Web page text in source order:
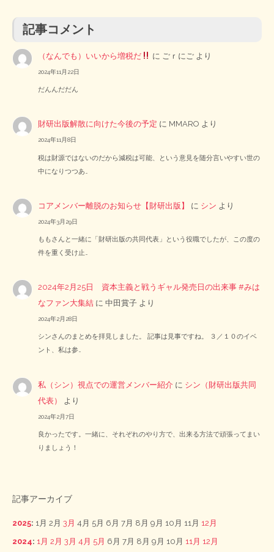
記事コメント
（なんでも）いいから増税だ に ごｒにご より
2024年11月22日
だんんだだん
財研出版解散に向けた今後の予定 に MMARO より
2024年11月8日
税は財源ではないのだから減税は可能、という意見を随分言いやすい世の
中になりつつあ…
コアメンバー離脱のお知らせ【財研出版】 に シン より
2024年3月29日
ももさんと一緒に「財研出版の共同代表」という役職でしたが、この度の
件を重く受け止…
2024年2月25日 資本主義と戦うギャル発売日の出来事 #みは
なファン大集結 に中田賞子 より
2024年2月28日
シンさんのまとめを拝見しました。 記事は見事ですね。 ３／１０のイベ
ント、私は参…
私（シン）視点での運営メンバー紹介 に シン（財研出版共同
代表）
より
2024年2月7日
良かったです。一緒に、それぞれのやり方で、出来る方法で頑張ってまい
りましょう！
記事アーカイブ
2025: 1月 2月 3月 4月 5月 6月 7月 8月 9月 10月 11月 12月
2024: 1月 2月 3月 4月 5月 6月 7月 8月 9月 10月 11月 12月